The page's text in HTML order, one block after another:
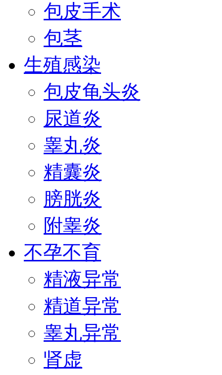
包皮手术
包茎
生殖感染
包皮龟头炎
尿道炎
睾丸炎
精囊炎
膀胱炎
附睾炎
不孕不育
精液异常
精道异常
睾丸异常
肾虚